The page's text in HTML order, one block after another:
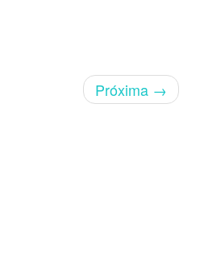
Próxima →